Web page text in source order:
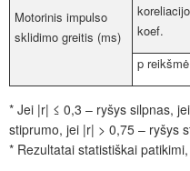
Motorinis impulso
sklidimo greitis (ms)
koef.
p reikšmė
* Jei |r| ≤ 0,3 – ryšys silpnas,
stiprumo, jei |r| > 0,75 – ryšys
* Rezultatai statistiškai